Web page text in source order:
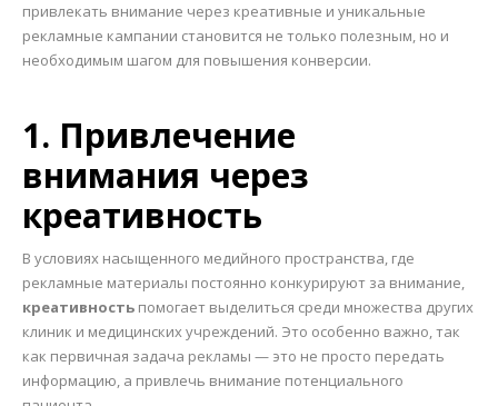
привлекать внимание через креативные и уникальные
рекламные кампании становится не только полезным, но и
необходимым шагом для повышения конверсии.
1. Привлечение
внимания через
креативность
В условиях насыщенного медийного пространства, где
рекламные материалы постоянно конкурируют за внимание,
креативность помогает выделиться среди множества других
клиник и медицинских учреждений. Это особенно важно, так
как первичная задача рекламы — это не просто передать
информацию, а привлечь внимание потенциального